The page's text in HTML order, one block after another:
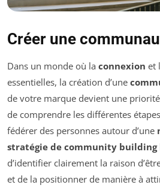
Créer une
Dans un monde où la connexion et
essentielles, la création d’une
de votre marque devient une
de comprendre les différentes
fédérer des personnes autour d’une
stratégie de community building
d’identifier clairement la raison
et de la positionner de manière à